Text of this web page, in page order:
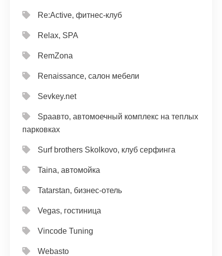
Re:Active, фитнес-клуб
Relax, SPA
RemZona
Renaissance, салон мебели
Sevkey.net
Spaавто, автомоечный комплекс на теплых
парковках
Surf brothers Skolkovo, клуб серфинга
Taina, автомойка
Tatarstan, бизнес-отель
Vegas, гостиница
Vincode Tuning
Webasto